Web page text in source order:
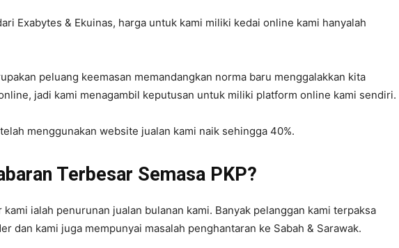
Exabytes & Ekuinas, harga untuk kami miliki kedai online kami hanyalah
peluang keemasan memandangkan norma baru menggalakkan kita
jadi kami menagambil keputusan untuk miliki platform online kami sendiri.
menggunakan website jualan kami naik sehingga 40%.
Terbesar Semasa PKP?
kami ialah penurunan jualan bulanan kami. Banyak pelanggan kami terpaksa
dan kami juga mempunyai masalah penghantaran ke Sabah & Sarawak.